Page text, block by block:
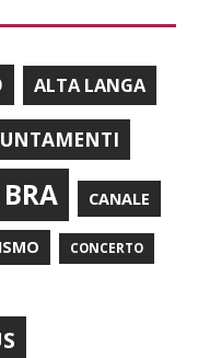
ALTA LANGA
BRA CANALE
CONCERTO